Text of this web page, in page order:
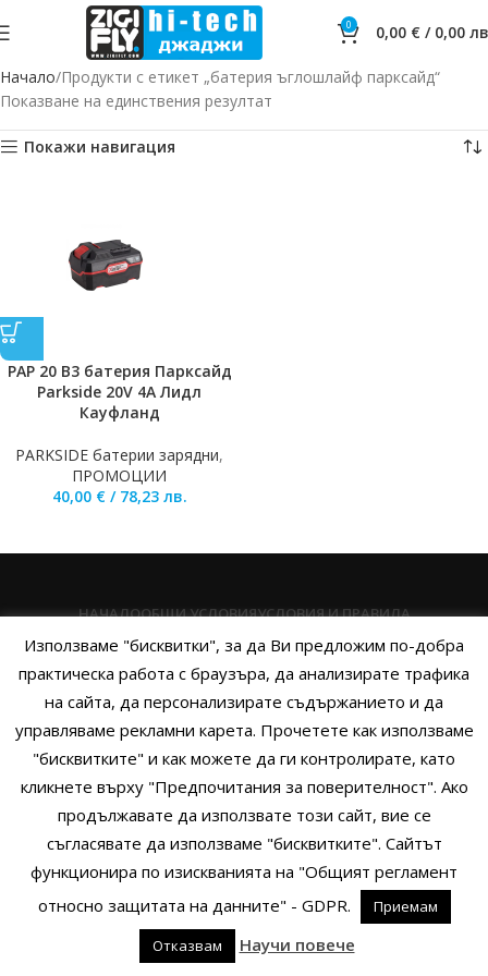
0 0,00 € / 0,00
Начало Продукти с етикет „батерия ъглошлайф парксайд“
Показване на единствения резултат
Покажи навигация
PAP 20 B3 батерия Парксайд
Parkside 20V 4A Лидл
Кауфланд
PARKSIDE батерии зарядни,
ПРОМОЦИИ
40,00 € / 78,23 лв.
НАЧАЛООБЩИ УСЛОВИЯУСЛОВИЯ И ПРАВИЛА
ПОЛИТИКА НА БИСКВИТКИТЕПОЛИТИКА ЗА ПОВЕРИТЕЛНОСТ
НАЧИНИ НА ПЛАЩАНЕИЗПРАТЕТЕ ЗАПИТВАНЕ
Copyright © 2014 - 2024 Zigifly.com — Developed byWe Work With
You
Използваме "бисквитки", за да Ви предложим по-добра
практическа работа с браузъра, да анализирате трафика
на сайта, да персонализирате съдържанието и да
управляваме рекламни карета. Прочетете как използваме
"бисквитките" и как можете да ги контролирате, като
кликнете върху "Предпочитания за поверителност". Ако
продължавате да използвате този сайт, вие се
съгласявате да използваме "бисквитките". Сайтът
функционира по изискванията на "Общият регламент
относно защитата на данните" - GDPR.
Приемам
Отказвам
Научи повече